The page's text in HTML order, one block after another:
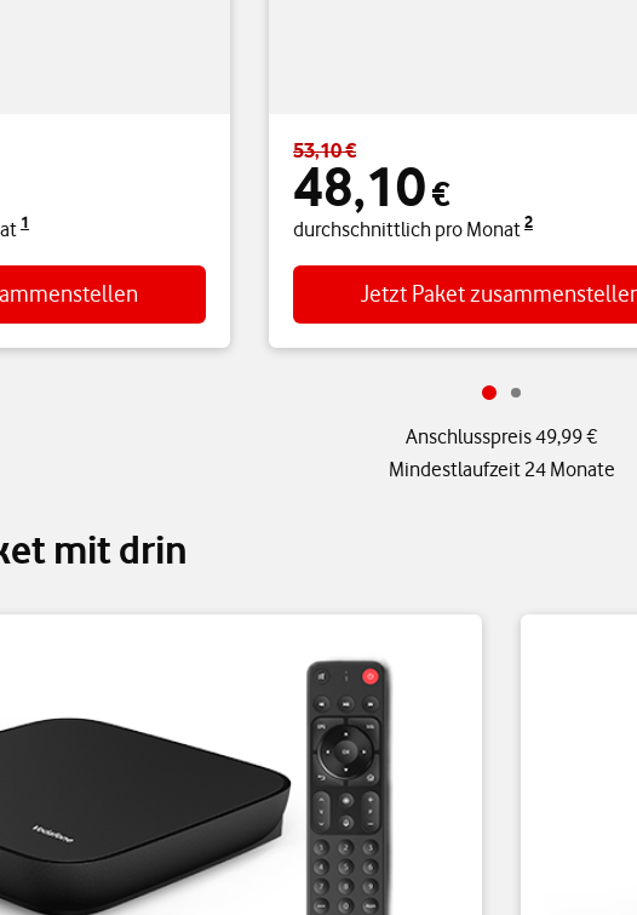
49,35 € durchschnittlich pro Monat
1
Standardpreis 53,10 € – Angebotspreis
53,10 €
48,10€
durchschnittlich pro Monat2
Jetzt Paket
Anschlusspreis 49,99 €
Mindestlaufzeit 24 Monate
mit drin